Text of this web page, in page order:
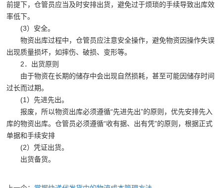
前提下，仓管员应当及时安排出货，避免过于烦琐的手续导致出库效
率低下。
(3）安全。
物资出库过程中，仓管员应注意安全操作，避免物资因操作失误
出现质量损坏，如摔伤、破损、变形等。
2．出货原则
由于物资在长期的储存中会出现自然损耗，甚至可能因储存时间
过长而过期。
(1）先进先出。
报废，所以物资出库必须遵循“先进先出”的原则，优先安排先入
库的物资出库。仓管员必须遵循“收有据、出有凭”的原则，根据正式
单据和手续安排
(2）凭证出货。
出货备货。